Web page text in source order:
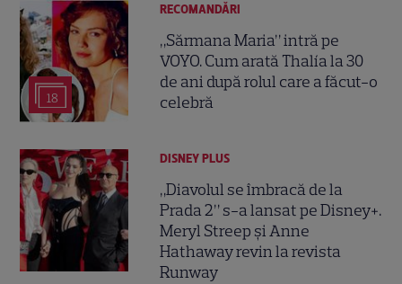
18
RECOMANDĂRI
„Sărmana Maria” intră pe
VOYO. Cum arată Thalía la 30
de ani după rolul care a făcut-o
celebră
DISNEY PLUS
„Diavolul se îmbracă de la
Prada 2” s-a lansat pe Disney+.
Meryl Streep și Anne
Hathaway revin la revista
Runway